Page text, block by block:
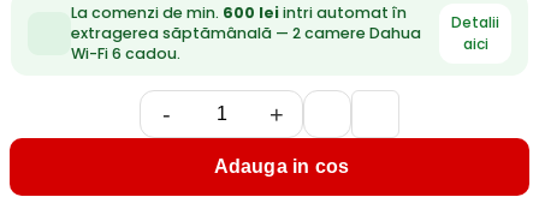
La comenzi de min. 600 leiintri automat în
extragerea săptămânală — 2 camere Dahua
Wi-Fi 6 cadou.
Detalii
aici
- +
Adauga in cos